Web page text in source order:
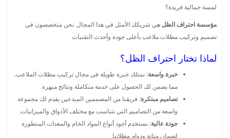
لمسة جمالية فريدة؟
مؤسسة احتراف الظل هي شريكك الأمثل في هذا المجال. نحن متخصصون في
تصميم وتركيب مظلات ملاعب بأعلى جودة وأحدث التقنيات.
لماذا تختار احتراف الظل؟
خبرة واسعة: نمتلك خبرة طويلة في مجال تركيب مظلات الملاعب،
مما يضمن لك الحصول على خدمة متكاملة ونتائج مبهرة.
تصاميم مبتكرة: فريقنا من المصممين المبدعين يقدم لك مجموعة
واسعة من التصاميم التي تتناسب مع مختلف الأذواق والميزانيات.
جودة عالية: نستخدم أجود أنواع المواد الخام والمعدات المتطورة
لضمان متانة ودوام مظلاتنا.